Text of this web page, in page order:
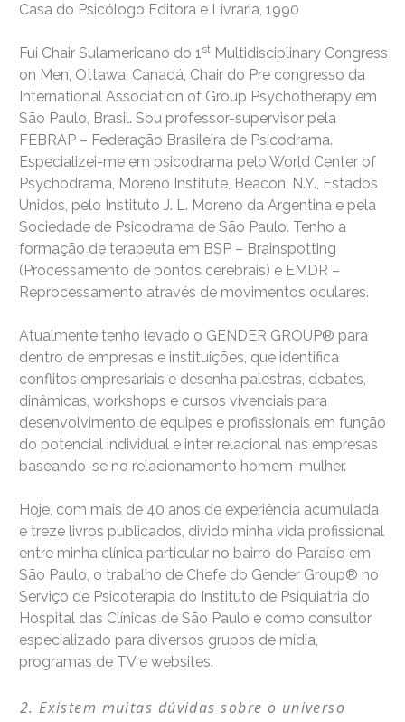
Casa do Psicólogo Editora e Livraria, 1990
Fui Chair Sulamericano do 1st Multidisciplinary Congress
on Men, Ottawa, Canadá, Chair do Pre congresso da
International Association of Group Psychotherapy em
São Paulo, Brasil. Sou professor-supervisor pela
FEBRAP – Federação Brasileira de Psicodrama.
Especializei-me em psicodrama pelo World Center of
Psychodrama, Moreno Institute, Beacon, N.Y., Estados
Unidos, pelo Instituto J. L. Moreno da Argentina e pela
Sociedade de Psicodrama de São Paulo. Tenho a
formação de terapeuta em BSP – Brainspotting
(Processamento de pontos cerebrais) e EMDR –
Reprocessamento através de movimentos oculares.
Atualmente tenho levado o GENDER GROUP® para
dentro de empresas e instituições, que identifica
conflitos empresariais e desenha palestras, debates,
dinâmicas, workshops e cursos vivenciais para
desenvolvimento de equipes e profissionais em função
do potencial individual e inter relacional nas empresas
baseando-se no relacionamento homem-mulher.
Hoje, com mais de 40 anos de experiência acumulada
e treze livros publicados, divido minha vida profissional
entre minha clínica particular no bairro do Paraíso em
São Paulo, o trabalho de Chefe do Gender Group® no
Serviço de Psicoterapia do Instituto de Psiquiatria do
Hospital das Clínicas de São Paulo e como consultor
especializado para diversos grupos de mídia,
programas de TV e websites.
Existem muitas dúvidas sobre o universo